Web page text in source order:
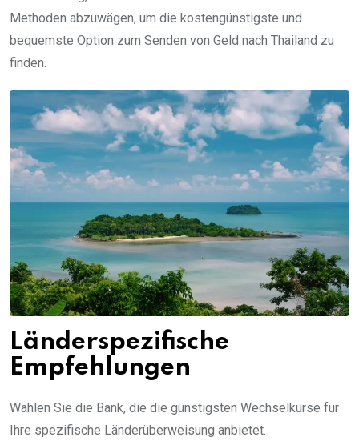
Methoden abzuwägen, um die kostengünstigste und
bequemste Option zum Senden von Geld nach Thailand zu
finden.
Länderspezifische
Empfehlungen
Wählen Sie die Bank, die die günstigsten Wechselkurse für
Ihre spezifische Länderüberweisung anbietet.